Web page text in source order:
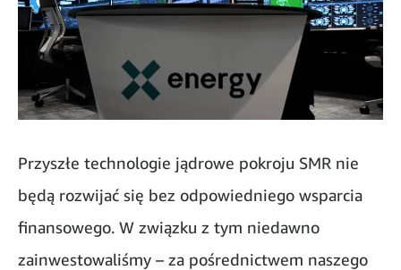
Przyszłe technologie jądrowe pokroju SMR nie
będą rozwijać się bez odpowiedniego wsparcia
finansowego. W związku z tym niedawno
zainwestowaliśmy – za pośrednictwem naszego